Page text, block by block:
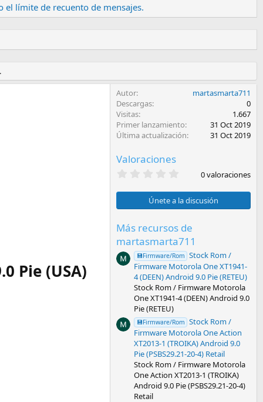
el límite de recuento de mensajes.
Pie (USA)
Autor
martasmarta711
Descargas
0
Visitas
1.667
Primer lanzamiento
31 Oct 2019
Última actualización
31 Oct 2019
Valoraciones
0
0
e
t
r
e
l
l
a
(
s
)
0 valoraciones
Únete a la discusión
Más recursos de
martasmarta711
💾Firmware/Rom Stock Rom /
Firmware Motorola One XT1941-
4 (DEEN) Android 9.0 Pie (RETEU)
Stock Rom / Firmware Motorola
One XT1941-4 (DEEN) Android 9.0
Pie (RETEU)
💾Firmware/Rom Stock Rom /
Firmware Motorola One Action
XT2013-1 (TROIKA) Android 9.0
Pie (PSBS29.21-20-4) Retail
Stock Rom / Firmware Motorola
One Action XT2013-1 (TROIKA)
Android 9.0 Pie (PSBS29.21-20-4)
Retail